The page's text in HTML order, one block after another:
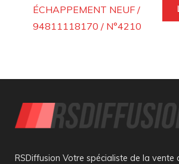
ÉCHAPPEMENT NEUF /
94811118170 / N°4210
RSDiffusion Votre spécialiste de la vente